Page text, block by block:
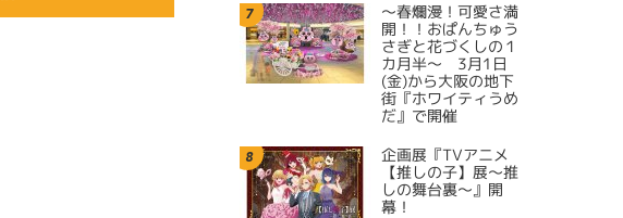
7
～春爛漫！可愛さ満
開！！おぱんちゅう
さぎと花づくしの１
カ月半～ 3月1日
(金)から大阪の地下
街『ホワイティうめ
だ』で開催
8
企画展『TVアニメ
【推しの子】展～推
しの舞台裏～』開
幕！